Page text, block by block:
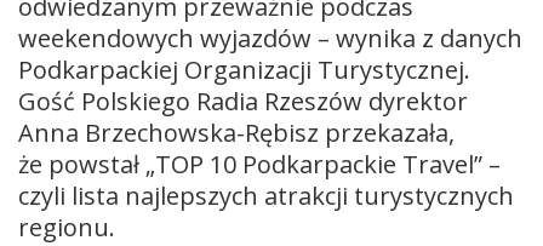
odwiedzanym przeważnie podczas
weekendowych wyjazdów – wynika z danych
Podkarpackiej Organizacji Turystycznej.
Gość Polskiego Radia Rzeszów dyrektor
Anna Brzechowska-Rębisz przekazała,
że powstał „TOP 10 Podkarpackie Travel” –
czyli lista najlepszych atrakcji turystycznych
regionu.